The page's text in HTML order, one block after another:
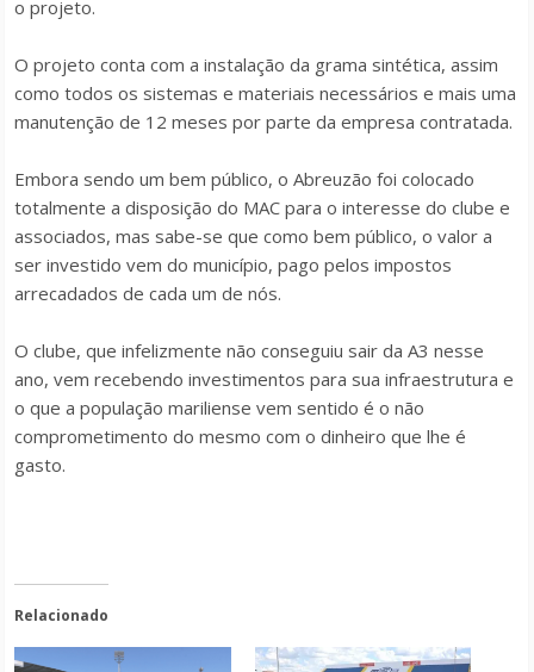
o projeto.
O projeto conta com a instalação da grama sintética, assim
como todos os sistemas e materiais necessários e mais uma
manutenção de 12 meses por parte da empresa contratada.
Embora sendo um bem público, o Abreuzão foi colocado
totalmente a disposição do MAC para o interesse do clube e
associados, mas sabe-se que como bem público, o valor a
ser investido vem do município, pago pelos impostos
arrecadados de cada um de nós.
O clube, que infelizmente não conseguiu sair da A3 nesse
ano, vem recebendo investimentos para sua infraestrutura e
o que a população mariliense vem sentido é o não
comprometimento do mesmo com o dinheiro que lhe é
gasto.
Relacionado